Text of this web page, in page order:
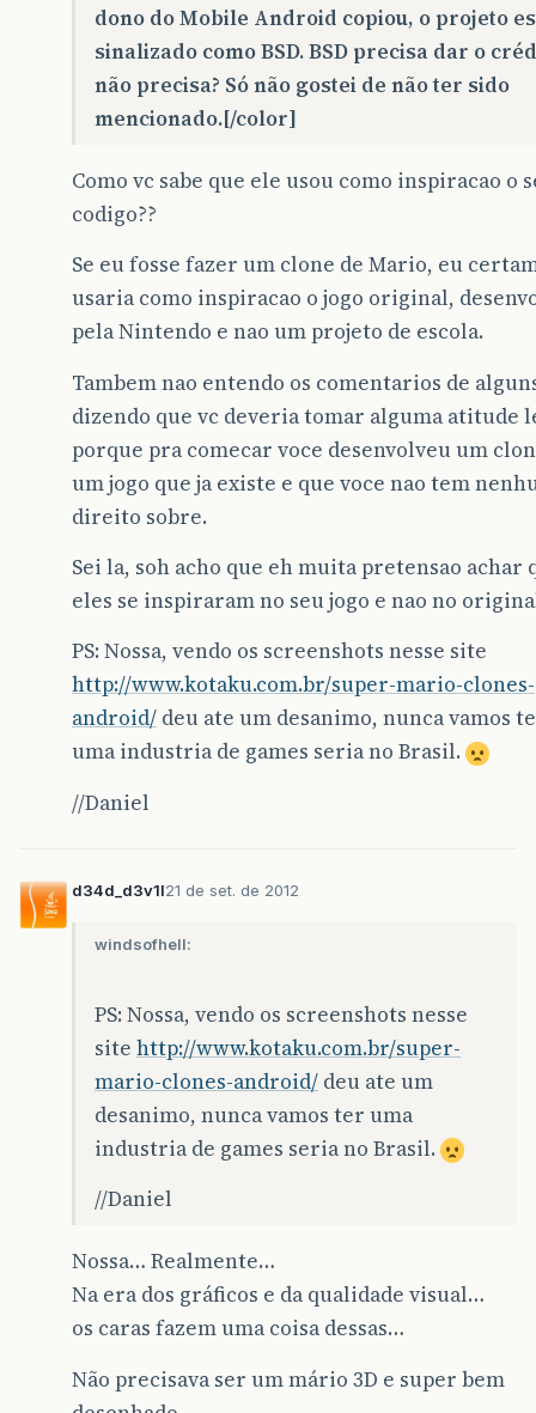
dono do Mobile Android copiou, o projeto
sinalizado como BSD. BSD precisa dar o
não precisa? Só não gostei de não ter sido
mencionado.[/color]
Como vc sabe que ele usou como inspiracao o
codigo??
Se eu fosse fazer um clone de Mario, eu
usaria como inspiracao o jogo original,
pela Nintendo e nao um projeto de escola.
Tambem nao entendo os comentarios de
dizendo que vc deveria tomar alguma atitude
porque pra comecar voce desenvolveu um
um jogo que ja existe e que voce nao tem
direito sobre.
Sei la, soh acho que eh muita pretensao achar
eles se inspiraram no seu jogo e nao no
PS: Nossa, vendo os screenshots nesse site
http://www.kotaku.com.br/super-mario-clones-
android/ deu ate um desanimo, nunca vamos
uma industria de games seria no Brasil.
//Daniel
d34d_d3v1l21 de set. de 2012
windsofhell:
PS: Nossa, vendo os screenshots nesse
site http://www.kotaku.com.br/super-
mario-clones-android/ deu ate um
desanimo, nunca vamos ter uma
industria de games seria no Brasil.
//Daniel
Nossa… Realmente…
Na era dos gráficos e da qualidade visual…
os caras fazem uma coisa dessas…
Não precisava ser um mário 3D e super bem